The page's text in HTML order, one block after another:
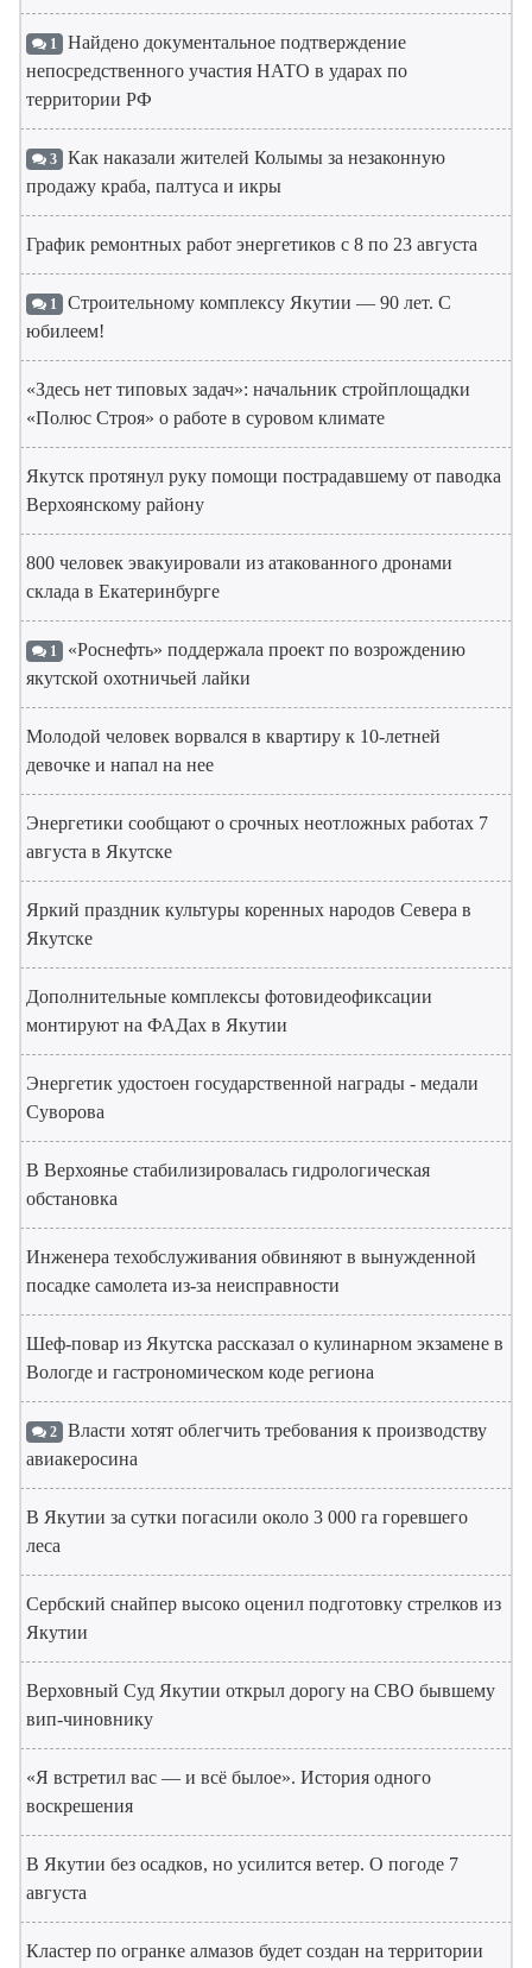
1 Найдено документальное подтверждение
непосредственного участия НАТО в ударах по
территории РФ
3 Как наказали жителей Колымы за незаконную
продажу краба, палтуса и икры
График ремонтных работ энергетиков с 8 по 23 августа
1 Строительному комплексу Якутии — 90 лет. С
юбилеем!
«Здесь нет типовых задач»: начальник стройплощадки
«Полюс Строя» о работе в суровом климате
Якутск протянул руку помощи пострадавшему от паводка
Верхоянскому району
800 человек эвакуировали из атакованного дронами
склада в Екатеринбурге
1 «Роснефть» поддержала проект по возрождению
якутской охотничьей лайки
Молодой человек ворвался в квартиру к 10-летней
девочке и напал на нее
Энергетики сообщают о срочных неотложных работах 7
августа в Якутске
Яркий праздник культуры коренных народов Севера в
Якутске
Дополнительные комплексы фотовидеофиксации
монтируют на ФАДах в Якутии
Энергетик удостоен государственной награды - медали
Суворова
В Верхоянье стабилизировалась гидрологическая
обстановка
Инженера техобслуживания обвиняют в вынужденной
посадке самолета из-за неисправности
Шеф-повар из Якутска рассказал о кулинарном экзамене в
Вологде и гастрономическом коде региона
2 Власти хотят облегчить требования к производству
авиакеросина
В Якутии за сутки погасили около 3 000 га горевшего
леса
Сербский снайпер высоко оценил подготовку стрелков из
Якутии
Верховный Суд Якутии открыл дорогу на СВО бывшему
вип-чиновнику
«Я встретил вас — и всё былое». История одного
воскрешения
В Якутии без осадков, но усилится ветер. О погоде 7
августа
Кластер по огранке алмазов будет создан на территории